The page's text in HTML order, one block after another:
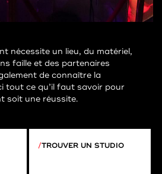
nécessite un lieu, du matériel,
faille et des partenaires
de connaître la
tout ce qu’il faut savoir pour
soit une réussite.
TROUVER UN STUDIO